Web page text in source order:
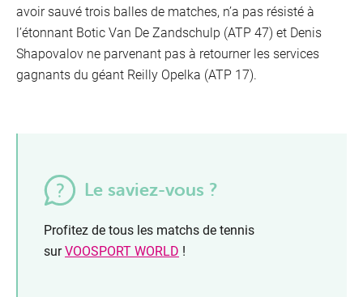
avoir sauvé trois balles de matches, n’a pas résisté à
l’étonnant Botic Van De Zandschulp (ATP 47) et Denis
Shapovalov ne parvenant pas à retourner les services
gagnants du géant Reilly Opelka (ATP 17).
Le saviez-vous ?
Profitez de tous les matchs de tennis
surVOOSPORT WORLD !